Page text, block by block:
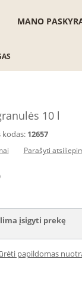
MANO
10 l
kodas: 12657
Parašyti
įsigyti prekę
papildomas